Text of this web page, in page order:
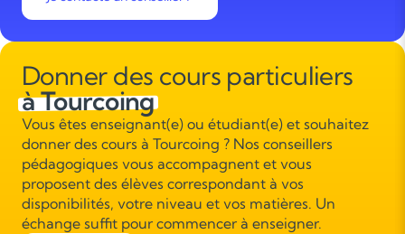
Donner des cours particuliers
à Tourcoing
Vous êtes enseignant(e) ou étudiant(e) et souhaitez
donner des cours à Tourcoing ? Nos conseillers
pédagogiques vous accompagnent et vous
proposent des élèves correspondant à vos
disponibilités, votre niveau et vos matières. Un
échange suffit pour commencer à enseigner.